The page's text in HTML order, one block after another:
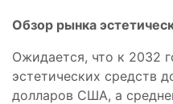
Обзор рынка
Ожидается, что к 2032
эстетических средств
долларов США, а